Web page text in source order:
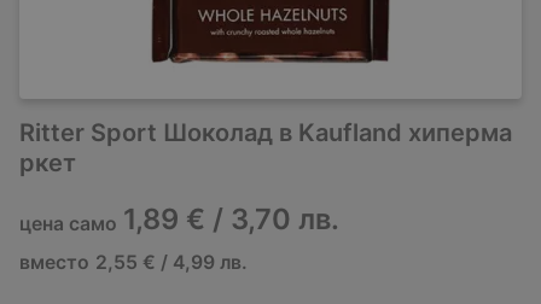
Ritter Sport Шоколад в Kaufland хиперма
ркет
цена само 1,89 € / 3,70 лв.
вместо 2,55 € / 4,99 лв.